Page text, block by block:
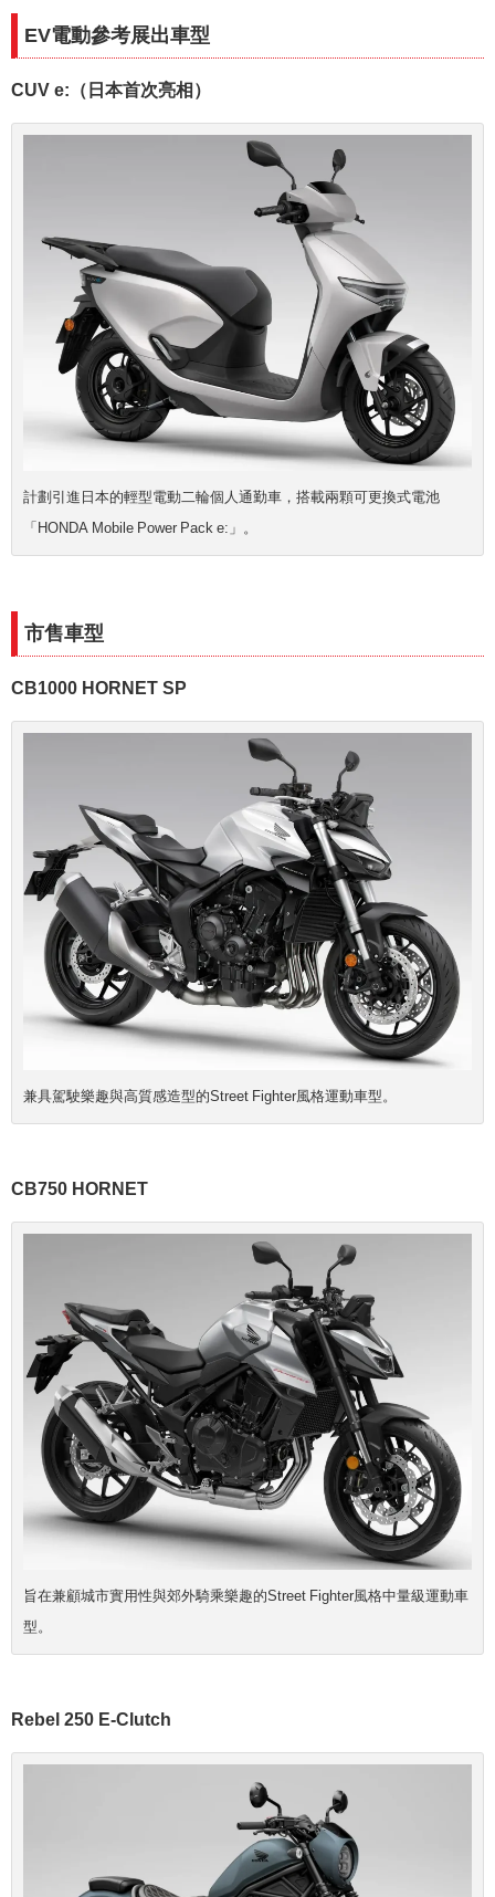
EV電動參考展出車型
CUV e:（日本首次亮相）
計劃引進日本的輕型電動二輪個人通勤車，搭載兩顆可更換式電池
「HONDA Mobile Power Pack e:」。
市售車型
CB1000 HORNET SP
兼具駕駛樂趣與高質感造型的Street Fighter風格運動車型。
CB750 HORNET
旨在兼顧城市實用性與郊外騎乘樂趣的Street Fighter風格中量級運動車
型。
Rebel 250 E-Clutch